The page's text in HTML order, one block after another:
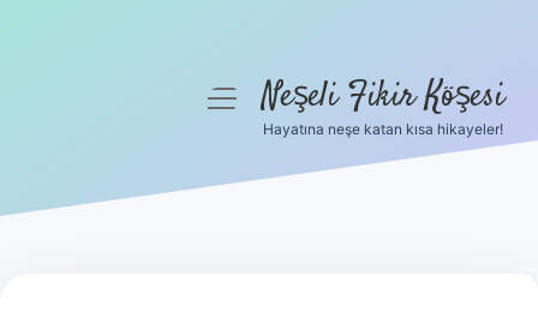
menüyüNeşeli Fikir Köşesi
Hayatına neşe katan kısa hikayeler!